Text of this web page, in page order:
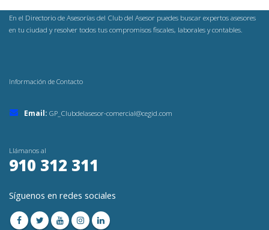
En el Directorio de Asesorías del Club del Asesor puedes buscar expertos asesores
en tu ciudad y resolver todos tus compromisos fiscales, laborales y contables.
Información de Contacto
Email: GP_Clubdelasesor-comercial@cegid.com
Llámanos al
910 312 311
Síguenos en redes sociales